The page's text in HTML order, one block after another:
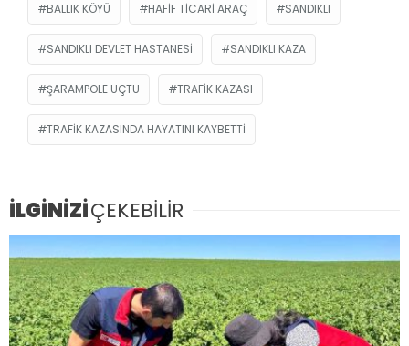
BALLIK KÖYÜ HAFIF TICARI ARAÇ SANDIKLI
SANDIKLI DEVLET HASTANESI SANDIKLI KAZA
ŞARAMPOLE UÇTU TRAFIK KAZASI
TRAFIK KAZASINDA HAYATINI KAYBETTI
İLGİNİZİÇEKEBİLİR